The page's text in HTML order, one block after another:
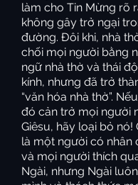
làm cho Tin Mừng rõ
không gây trở ngại
đường. Đôi khi, nhà
chối mọi người bằng
ngữ nhà thờ và thái
kính, nhưng đã trở
“văn hóa nhà thờ”.
đó cản trở mọi người
Giêsu, hãy loại bỏ nó!
là một người có nhân
và mọi người thích
Ngài, nhưng Ngài